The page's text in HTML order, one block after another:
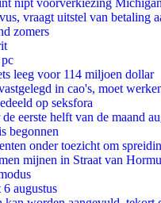
nipt voorverkiezing Michigan
vraagt uitstel van betaling
zomers
leeg voor 114 miljoen dollar
in cao's, moet
op seksfora
eerste helft van de maand
begonnen
onder toezicht om
mijnen in Straat van
augustus